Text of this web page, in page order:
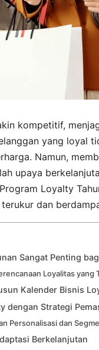
kompetitif,
yang loyal
Namun,
upaya
Loyalty
dan
Sangat Penting
Loyalitas yang
Kalender Bisnis
dengan Strategi
Personalisasi dan
Berkelanjutan